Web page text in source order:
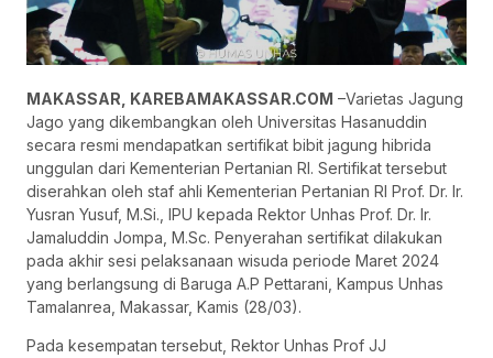
MAKASSAR, KAREBAMAKASSAR.COM –Varietas Jagung
Jago yang dikembangkan oleh Universitas Hasanuddin
secara resmi mendapatkan sertifikat bibit jagung hibrida
unggulan dari Kementerian Pertanian RI. Sertifikat tersebut
diserahkan oleh staf ahli Kementerian Pertanian RI Prof. Dr. Ir.
Yusran Yusuf, M.Si., IPU kepada Rektor Unhas Prof. Dr. Ir.
Jamaluddin Jompa, M.Sc. Penyerahan sertifikat dilakukan
pada akhir sesi pelaksanaan wisuda periode Maret 2024
yang berlangsung di Baruga A.P Pettarani, Kampus Unhas
Tamalanrea, Makassar, Kamis (28/03).
Pada kesempatan tersebut, Rektor Unhas Prof JJ